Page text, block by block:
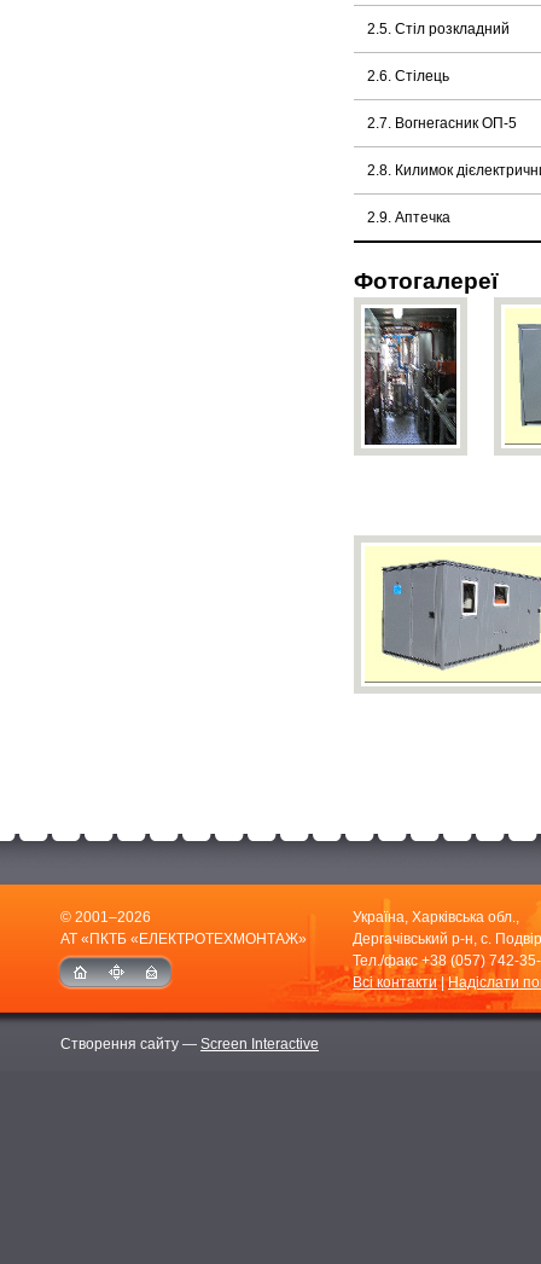
2.5. Стіл розкладний
2.6. Стілець
2.7. Вогнегасник ОП-5
2.8. Килимок
2.9. Аптечка
Фотогалереї
© 2001–2026
АТ «ПКТБ «ЕЛЕКТРОТЕХМОНТАЖ»
Створення сайту — Screen Interactive
Україна, Харківська обл.,
Дергачівський р-н, с.
Тел./факс+38 (057) 742-
Всі контакти|Надіслати